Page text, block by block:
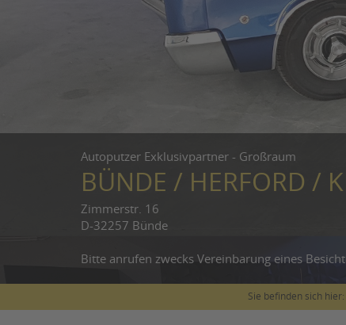
Autoputzer Exklusivpartner - Großraum
BÜNDE / HERFORD /
Zimmerstr. 16
D-32257 Bünde
Bitte anrufen zwecks Vereinbarung eines
Sie befinden sich hier: